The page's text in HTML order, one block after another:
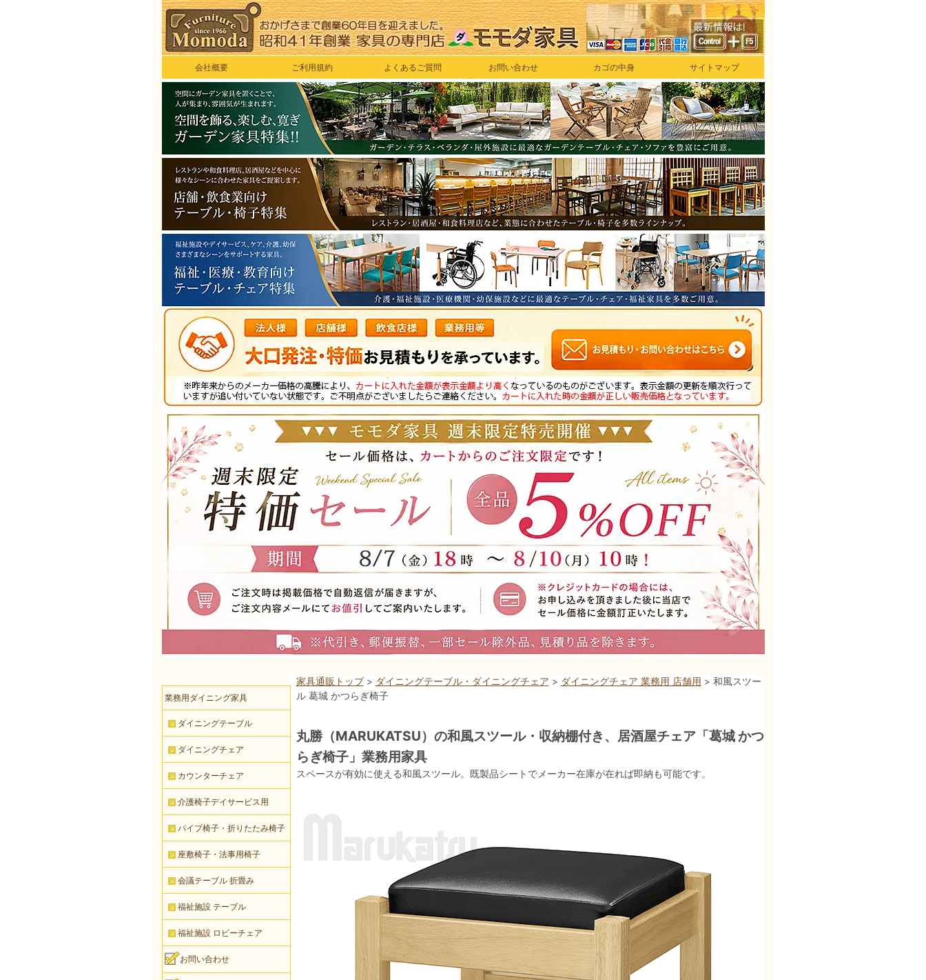
会社概要 ご利用規約 よくあるご質問 お問い合わせ カゴの中身 サイトマップ
家具通販トップ> ダイニングテーブル・ダイニングチェア > ダイニングチェア 業務用 店舗用 > 和風スツー
ル 葛城 かつらぎ椅子
丸勝（MARUKATSU）の和風スツール・収納棚付き、居酒屋チェア「葛城 かつ
らぎ椅子」業務用家具
スペースが有効に使える和風スツール。既製品シートでメーカー在庫が在れば即納も可能です。
業務用ダイニング家具
ダイニングテーブル
ダイニングチェア
カウンターチェア
介護椅子デイサービス用
パイプ椅子・折りたたみ椅子
座敷椅子・法事用椅子
会議テーブル 折畳み
福祉施設 テーブル
福祉施設 ロビーチェア
お問い合わせ